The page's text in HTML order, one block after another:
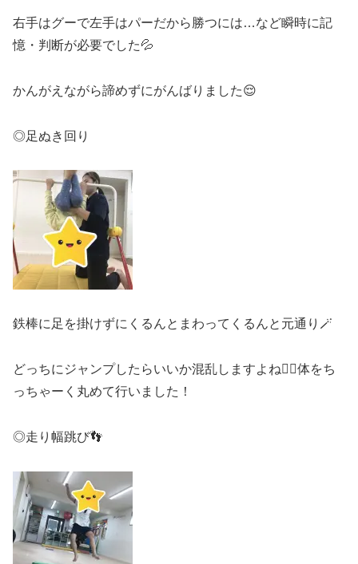
右手はグーで左手はパーだから勝つには…など瞬時に記
憶・判断が必要でした💦
かんがえながら諦めずにがんばりました😌
◎足ぬき回り
鉄棒に足を掛けずにくるんとまわってくるんと元通り🪄
どっちにジャンプしたらいいか混乱しますよね😵‍💫体をち
っちゃーく丸めて行いました！
◎走り幅跳び👣